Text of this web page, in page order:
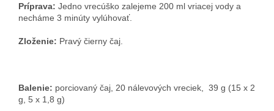
Príprava: Jedno vrecúško zalejeme 200 ml vriacej vody a
necháme 3 minúty vylúhovať.
Zloženie: Pravý čierny čaj.
Balenie: porciovaný čaj, 20 nálevových vreciek,
39 g (15 x 2
g, 5 x 1,8 g)